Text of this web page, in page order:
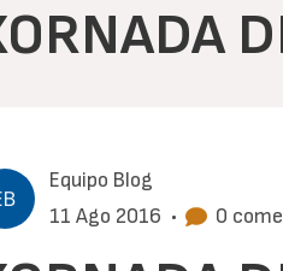
Equipo Blog
11 Ago 2016 • 0